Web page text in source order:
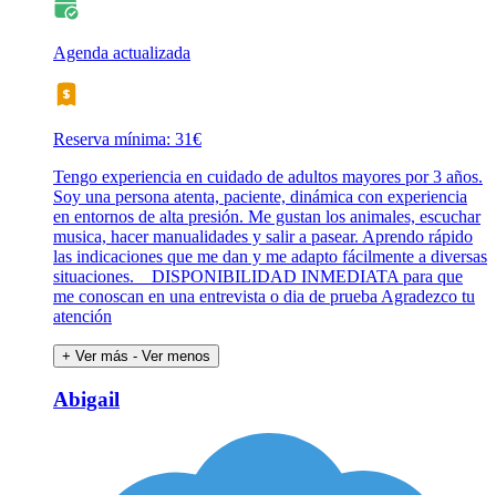
Agenda actualizada
Reserva mínima: 31€
Tengo experiencia en cuidado de adultos mayores por 3 años.
Soy una persona atenta, paciente, dinámica con experiencia
en entornos de alta presión. Me gustan los animales, escuchar
musica, hacer manualidades y salir a pasear. Aprendo rápido
las indicaciones que me dan y me adapto fácilmente a diversas
situaciones. _ DISPONIBILIDAD INMEDIATA para que
me conoscan en una entrevista o dia de prueba Agradezco tu
atención
+ Ver más - Ver menos
Abigail